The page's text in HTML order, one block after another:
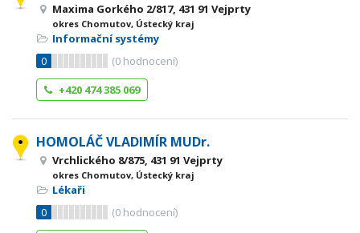
Maxima Gorkého 2/817, 431 91 Vejprty
okres Chomutov, Ústecký kraj
Informační systémy
0
(0 hodnocení)
+420 474 385 069
HOMOLÁČ VLADIMÍR MUDr.
Vrchlického 8/875, 431 91 Vejprty
okres Chomutov, Ústecký kraj
Lékaři
0
(0 hodnocení)